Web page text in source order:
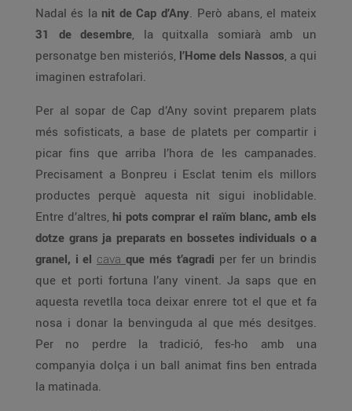
Nadal és la nit de Cap d’Any. Però abans, el mateix
31 de desembre, la quitxalla somiarà amb un
personatge ben misteriós, l’Home dels Nassos, a qui
imaginen estrafolari.
Per al sopar de Cap d’Any sovint preparem plats
més sofisticats, a base de platets per compartir i
picar fins que arriba l’hora de les campanades.
Precisament a Bonpreu i Esclat tenim els millors
productes perquè aquesta nit sigui inoblidable.
Entre d’altres, hi pots comprar el raïm blanc, amb els
dotze grans ja preparats en bossetes individuals o a
granel, i el cava que més t’agradi per fer un brindis
que et porti fortuna l’any vinent. Ja saps que en
aquesta revetlla toca deixar enrere tot el que et fa
nosa i donar la benvinguda al que més desitges.
Per no perdre la tradició, fes-ho amb una
companyia dolça i un ball animat fins ben entrada
la matinada.